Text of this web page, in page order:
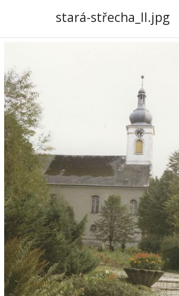
stará-střecha_II.jpg